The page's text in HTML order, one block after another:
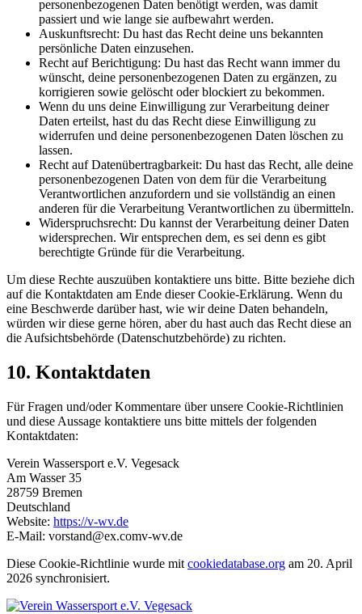
personenbezogenen Daten benötigt werden, was damit
passiert und wie lange sie aufbewahrt werden.
Auskunftsrecht: Du hast das Recht deine uns bekannten
persönliche Daten einzusehen.
Recht auf Berichtigung: Du hast das Recht wann immer du
wünscht, deine personenbezogenen Daten zu ergänzen, zu
korrigieren sowie gelöscht oder blockiert zu bekommen.
Wenn du uns deine Einwilligung zur Verarbeitung deiner
Daten erteilst, hast du das Recht diese Einwilligung zu
widerrufen und deine personenbezogenen Daten löschen zu
lassen.
Recht auf Datenübertragbarkeit: Du hast das Recht, alle deine
personenbezogenen Daten von dem für die Verarbeitung
Verantwortlichen anzufordern und sie vollständig an einen
anderen für die Verarbeitung Verantwortlichen zu übermitteln.
Widerspruchsrecht: Du kannst der Verarbeitung deiner Daten
widersprechen. Wir entsprechen dem, es sei denn es gibt
berechtigte Gründe für die Verarbeitung.
Um diese Rechte auszuüben kontaktiere uns bitte. Bitte beziehe dich
auf die Kontaktdaten am Ende dieser Cookie-Erklärung. Wenn du
eine Beschwerde darüber hast, wie wir deine Daten behandeln,
würden wir diese gerne hören, aber du hast auch das Recht diese an
die Aufsichtsbehörde (Datenschutzbehörde) zu richten.
10. Kontaktdaten
Für Fragen und/oder Kommentare über unsere Cookie-Richtlinien
und diese Aussage kontaktiere uns bitte mittels der folgenden
Kontaktdaten:
Verein Wassersport e.V. Vegesack
Am Wasser 35
28759 Bremen
Deutschland
Website: https://v-wv.de
E-Mail: vorstand@ex.comv-wv.de
Diese Cookie-Richtlinie wurde mit cookiedatabase.org am 20. April
2026 synchronisiert.